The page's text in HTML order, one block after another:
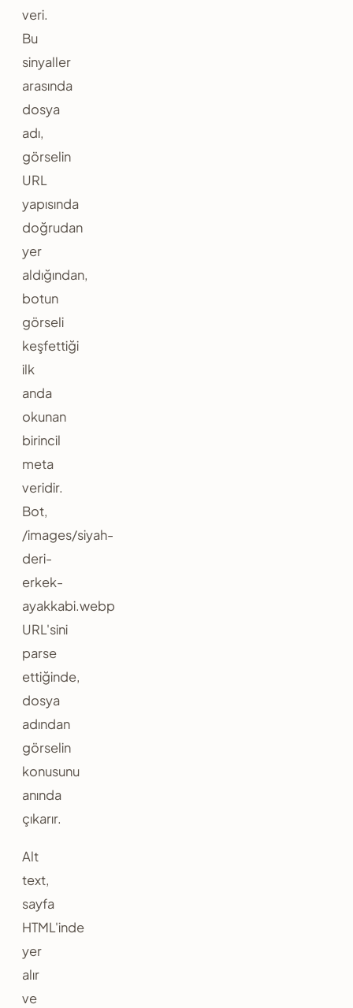
veri.
Bu
sinyaller
arasında
dosya
adı,
görselin
URL
yapısında
doğrudan
yer
aldığından,
botun
görseli
keşfettiği
ilk
anda
okunan
birincil
meta
veridir.
Bot,
/images/siyah-
deri-
erkek-
ayakkabi.webp
URL'sini
parse
ettiğinde,
dosya
adından
görselin
konusunu
anında
çıkarır.
Alt
text,
sayfa
HTML'inde
yer
alır
ve